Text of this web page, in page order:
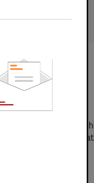
unter
Ihren Helfer im